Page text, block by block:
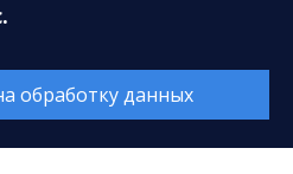
область, г. Сургут,
обработку данных